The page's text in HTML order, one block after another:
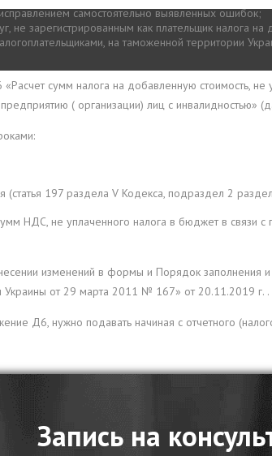
самостоятельно выявленных ошибок;
не зарегистрированным как плательщик налога
на таможенной территории
сумм налога на добавленную стоимость, не
( организации) лиц с инвалидностью»
197 раздела V Кодекса, подраздел 2
НДС, не уплаченного налога в бюджет в связи
изменений в формы и Порядок заполнения и
Украины от 29 марта 2011 № 167» от 20.11.2019 г.
Д6, нужно подавать начиная с отчетного
Запись на